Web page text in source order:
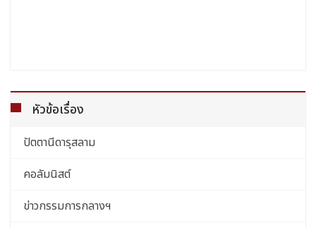
หัวข้อเรื่อง
ปัตตานีดารุสลาม
คอลัมนิสต์
ข่าวกรรมการกลางฯ